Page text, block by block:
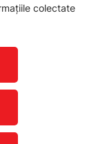
colectate